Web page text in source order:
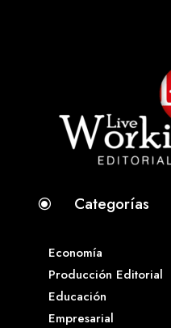
\ Categorías
Economía
Producción Editorial
Educación
Empresarial